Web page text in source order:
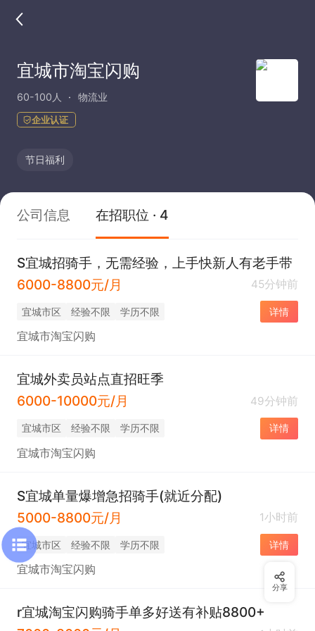
宜城市淘宝闪购
60-100人 物流业
企业认证
节日福利
公司信息 在招职位 · 4
S宜城招骑手，无需经验，上手快新人有老手带
6000-8800元/月
45分钟前
宜城市区 经验不限 学历不限 详情
宜城市淘宝闪购
宜城外卖员站点直招旺季
6000-10000元/月
49分钟前
宜城市区 经验不限 学历不限 详情
宜城市淘宝闪购
S宜城单量爆增急招骑手(就近分配)
5000-8800元/月
1小时前
宜城市区 经验不限 学历不限 详情
宜城市淘宝闪购
r宜城淘宝闪购骑手单多好送有补贴8800+
分享